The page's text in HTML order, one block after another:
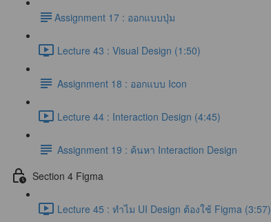
​Assignment 17 : ออกแบบปุ่ม
Lecture 43 : Visual Design (1:50)
Assignment 18 : ออกแบบ Icon
Lecture 44 : Interaction Design (4:45)
Assignment 19 : ค้นหา Interaction Design
Section 4 Figma
Lecture 45 : ทำไม UI Design ต้องใช้ Figma (3:57)